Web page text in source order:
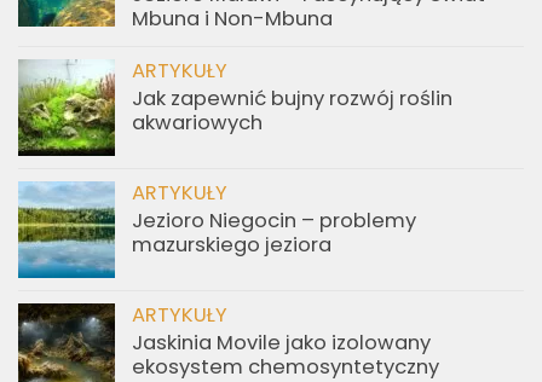
Mbuna i Non-Mbuna
ARTYKUŁY
Jak zapewnić bujny rozwój roślin
akwariowych
ARTYKUŁY
Jezioro Niegocin – problemy
mazurskiego jeziora
ARTYKUŁY
Jaskinia Movile jako izolowany
ekosystem chemosyntetyczny